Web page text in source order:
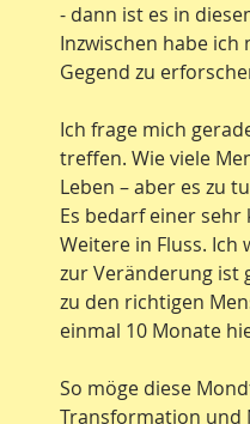
- dann ist es in
Inzwischen habe
Gegend zu
Ich frage mich
treffen. Wie viele
Leben – aber es zu
Es bedarf einer
Weitere in Fluss.
zur Veränderung ist
zu den richtigen
einmal 10 Monate
So möge diese
Transformation und